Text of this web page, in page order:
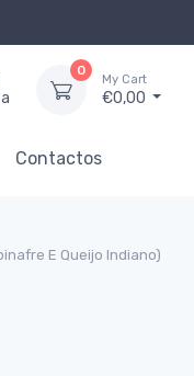
0
My Cart
€0,00
Contactos
E Queijo Indiano)